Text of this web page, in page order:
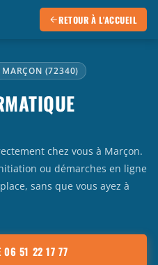
RETOUR À L'ACCUEIL
MARÇON (72340)
chez vous à Marçon.
ou démarches en ligne
sans que vous ayez à
06 51 22 17 77